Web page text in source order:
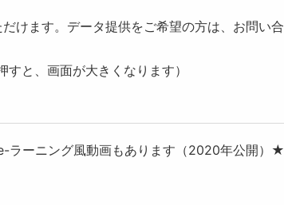
けます。データ提供をご希望の方は、お問い合
すと、画面が大きくなります）
ラーニング風動画もあります（2020年公開）★